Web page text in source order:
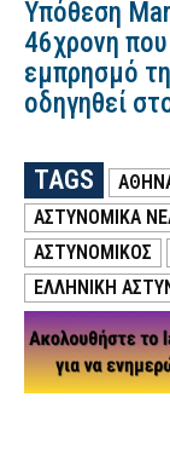
Υπόθεση
46χρονη που
εμπρησμό
οδηγηθεί
TAGS
ΑΣΤΥΝΟΜΙΚΑ
ΑΣΤΥΝΟΜΙΚΟΣ
ΕΛΛΗΝΙΚΗ